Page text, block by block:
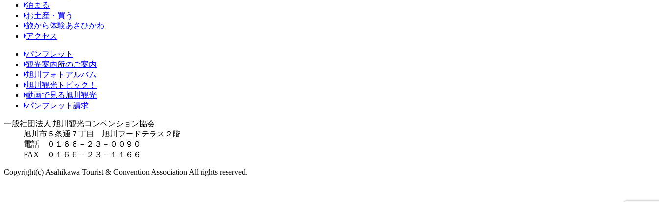
泊まる
お土産・買う
旅から体験あさひかわ
アクセス
パンフレット
観光案内所のご案内
旭川フォトアルバム
旭川観光トピック！
動画で見る旭川観光
パンフレット請求
一般社団法人 旭川観光コンベンション協会
旭川市５条通７丁目 旭川フードテラス２階
電話 ０１６６－２３－００９０
FAX ０１６６－２３－１１６６
Copyright(c) Asahikawa Tourist & Convention Association All rights reserved.